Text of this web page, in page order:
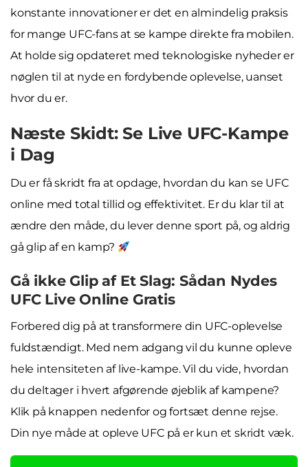
konstante innovationer er det en almindelig praksis
for mange UFC-fans at se kampe direkte fra mobilen.
At holde sig opdateret med teknologiske nyheder er
nøglen til at nyde en fordybende oplevelse, uanset
hvor du er.
Næste Skidt: Se Live UFC-Kampe
i Dag
Du er få skridt fra at opdage, hvordan du kan se UFC
online med total tillid og effektivitet. Er du klar til at
ændre den måde, du lever denne sport på, og aldrig
gå glip af en kamp?
Gå ikke Glip af Et Slag: Sådan Nydes
UFC Live Online Gratis
Forbered dig på at transformere din UFC-oplevelse
fuldstændigt. Med nem adgang vil du kunne opleve
hele intensiteten af live-kampe. Vil du vide, hvordan
du deltager i hvert afgørende øjeblik af kampene?
Klik på knappen nedenfor og fortsæt denne rejse.
Din nye måde at opleve UFC på er kun et skridt væk.